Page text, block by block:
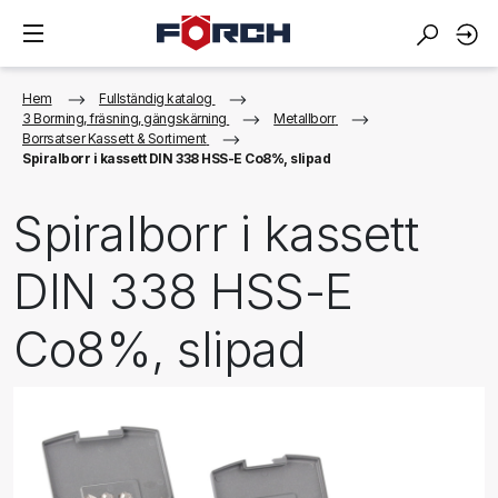
Hem
Fullständig katalog
3 Borrning, fräsning, gängskärning
Metallborr
Borrsatser Kassett & Sortiment
Spiralborr i kassett DIN 338 HSS-E Co8%, slipad
Spiralborr i kassett
DIN 338 HSS-E
Co8%, slipad